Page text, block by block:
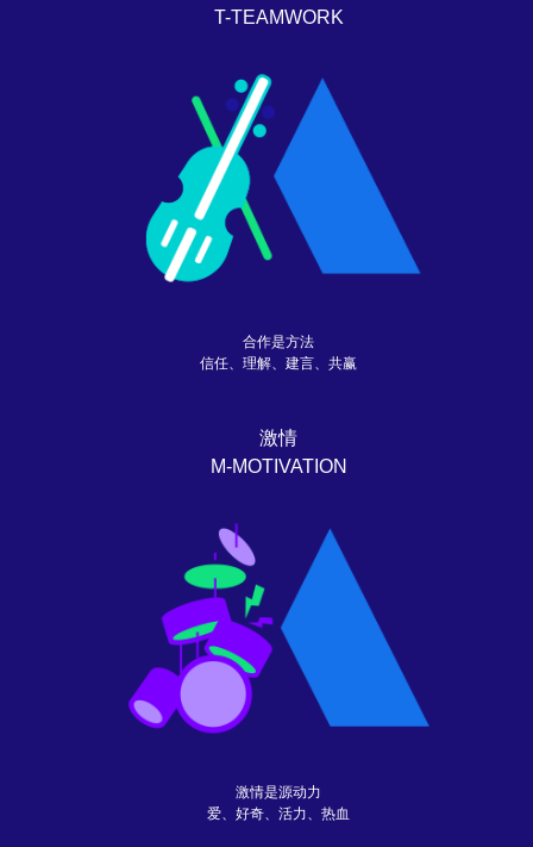
T-TEAMWORK
合作是方法
信任、理解、建言、共赢
激情
M-MOTIVATION
激情是源动力
爱、好奇、活力、热血